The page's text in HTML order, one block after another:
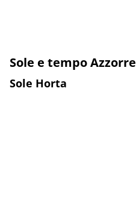
Sole e tempo Azzorre
Sole Horta